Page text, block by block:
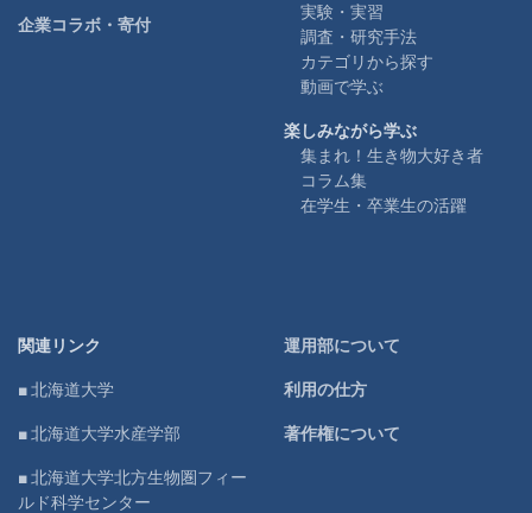
企業コラボ・寄付
実験・実習
調査・研究手法
カテゴリから探す
動画で学ぶ
楽しみながら学ぶ
集まれ！生き物大好き者
コラム集
在学生・卒業生の活躍
関連リンク
■ 北海道大学
■ 北海道大学水産学部
■ 北海道大学北方生物圏フィー
ルド科学センター
運用部について
利用の仕方
著作権について